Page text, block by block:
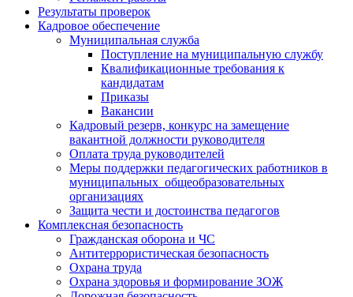
Результаты проверок
Кадровое обеспечение
Муниципальная служба
Поступление на муниципальную службу
Квалификационные требования к
кандидатам
Приказы
Вакансии
Кадровый резерв, конкурс на замещение
вакантной должности руководителя
Оплата труда руководителей
Меры поддержки педагогических работников в
муниципальных общеобразовательных
организациях
Защита чести и достоинства педагогов
Комплексная безопасность
Гражданская оборона и ЧС
Антитеррористическая безопасность
Охрана труда
Охрана здоровья и формирование ЗОЖ